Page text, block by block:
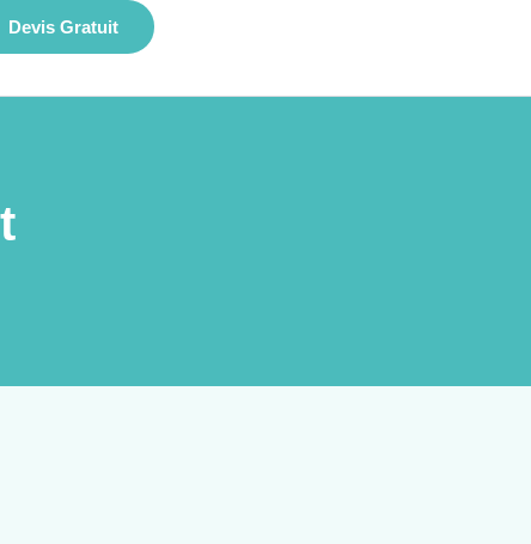
Devis Gratuit